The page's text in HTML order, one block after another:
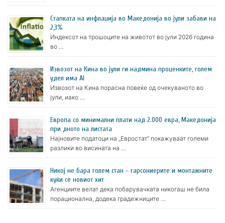
Стапката на инфлација во Македонија во јули забави на
2,3%
Индексот на трошоците на животот во јули 2026 година
во …
Извозот на Кина во јули ги надмина проценките, голем
удел има AI
Извозот на Кина порасна повеќе од очекуваното во
јули, иако …
Европа со минимални плати над 2.000 евра, Македонија
при дното на листата
Најновите податоци на „Евростат“ покажуваат големи
разлики во висината на …
Никој не бара голем стан – гарсониерите и монтажните
куќи се новиот хит
Агенциите велат дека побарувачката никогаш не била
порационална, додека градежниците …